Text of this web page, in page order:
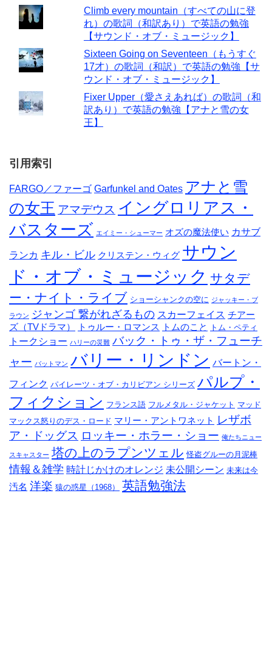
Climb every mountain（すべての山に登
れ）の歌詞（和訳あり）で英語の勉強
【サウンド・オブ・ミュージック】
Sixteen Going on Seventeen（もうすぐ
17才）の歌詞（和訳）で英語の勉強【サ
ウンド・オブ・ミュージック】
Fixer Upper（愛さえあれば）の歌詞（和
訳あり）で英語の勉強【アナと雪の女
王】
引用索引
FARGO／ファーゴ Garfunkel and Oates アナと雪
の女王 アマデウス イングロリアス・
バスターズ エイミー・シューマー オズの魔法使い カサブ
ランカ キル・ビル クリステン・ウィグ サウン
ド・オブ・ミュージック サタデ
ー・ナイト・ライブ ショーシャンクの空に ジャッキー・ブ
ラウン ジャンゴ 繋がれざるもの スカーフェイス チアー
ズ（TVドラマ）
トゥルー・ロマンス トムのこと トム・ペティ
トークショー ハリーの災難 バック・トゥ・ザ・フューチ
ャー バットマン バリー・リンドン バートン・
フィンク パイレーツ・オブ・カリビアン シリーズ パルプ・
フィクション フランス語 フルメタル・ジャケット マッド
マックス怒りのデス・ロード マリー・アントワネット
レザボ
ア・ドッグス ロッキー・ホラー・ショー 俺たちニュー
スキャスター 塔の上のラプンツェル 怪盗グルーの月泥棒
情報＆雑学 時計じかけのオレンジ 未公開シーン 未来は今
汚名 洋楽 猿の惑星（1968） 英語勉強法